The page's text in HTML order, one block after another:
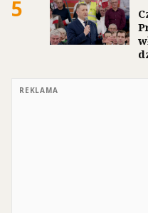
5
REKLAMA